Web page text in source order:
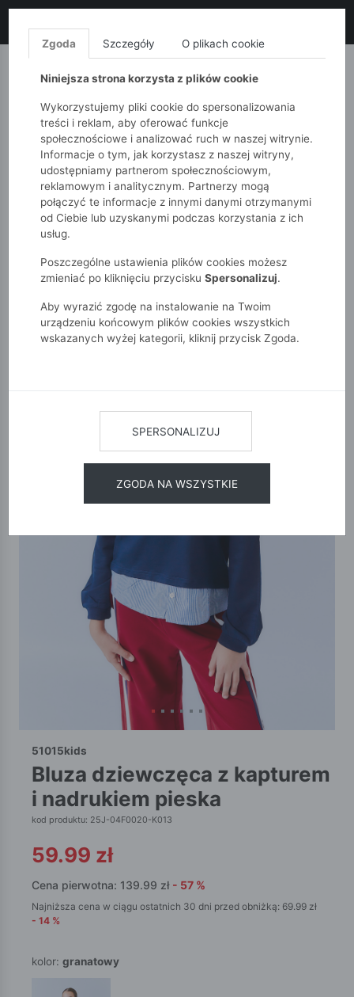
MONNARI QUIOSQUE
51015kids
Dziewczynki 7-12 lat
Bluza dziewczęca z kapturem i nadrukiem pieska
51015kids
bluza dziewczęca z kapturem
i nadrukiem pieska
kod produktu: 25J-04F0020-K013
59.99 zł
Cena pierwotna: 139.99 zł - 57 %
Najniższa cena w ciągu ostatnich 30 dni przed obniżką: 69.99 zł
- 14 %
kolor: granatowy
Zgoda Szczegóły O plikach cookie
Niniejsza strona korzysta z plików cookie
Wykorzystujemy pliki cookie do spersonalizowania
treści i reklam, aby oferować funkcje
społecznościowe i analizować ruch w naszej witrynie.
Informacje o tym, jak korzystasz z naszej witryny,
udostępniamy partnerom społecznościowym,
reklamowym i analitycznym. Partnerzy mogą
połączyć te informacje z innymi danymi otrzymanymi
od Ciebie lub uzyskanymi podczas korzystania z ich
usług.
Poszczególne ustawienia plików cookies możesz
zmieniać po kliknięciu przycisku Spersonalizuj.
Aby wyrazić zgodę na instalowanie na Twoim
urządzeniu końcowym plików cookies wszystkich
wskazanych wyżej kategorii, kliknij przycisk Zgoda.
SPERSONALIZUJ
ZGODA NA WSZYSTKIE